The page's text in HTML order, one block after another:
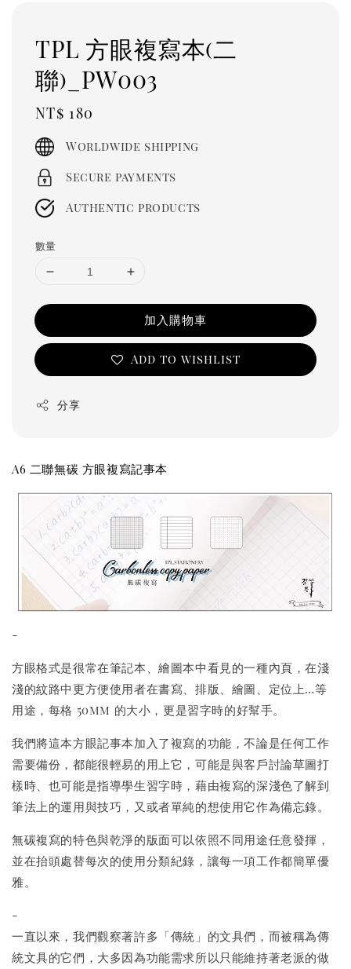
TPL 方眼複寫本(二
聯)_PW003
Regular
price
NT$ 180
Worldwide shipping
Secure payments
Authentic products
數量
加入購物車
Add to wishlist
分享
A6 二聯無碳 方眼複寫記事本
-
方眼格式是很常在筆記本、繪圖本中看見的一種內頁，在淺
淺的紋路中更方便使用者在書寫、排版、繪圖、定位上…等
用途，每格 50mm 的大小，更是習字時的好幫手。
我們將這本方眼記事本加入了複寫的功能，不論是任何工作
需要備份，都能很輕易的用上它，可能是與客戶討論草圖打
樣時、也可能是指導學生習字時，藉由複寫的深淺色了解到
筆法上的運用與技巧，又或者單純的想使用它作為備忘錄。
無碳複寫的特色與乾淨的版面可以依照不同用途任意發揮，
並在抬頭處替每次的使用分類紀錄，讓每一項工作都簡單優
雅。
-
一直以來，我們觀察著許多「傳統」的文具們，而被稱為傳
統文具的它們，大多因為功能需求所以只能維持著老派的做